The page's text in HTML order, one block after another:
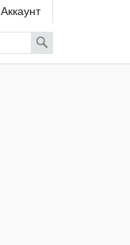
Аккаунт
Search